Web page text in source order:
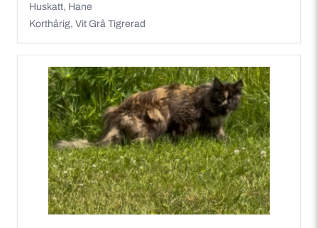
Huskatt, Hane
Korthårig, Vit Grå Tigrerad